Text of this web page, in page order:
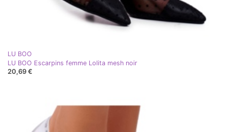
LU BOO
LU BOO Escarpins femme Lolita mesh noir
20,69 €